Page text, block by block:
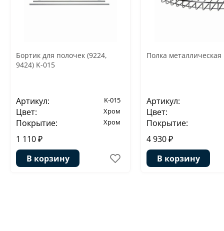
Бортик для полочек (9224,
9424) K-015
Артикул: K-015
Цвет: Хром
Покрытие: Хром
1 110 ₽
В корзину
Полка металлическая
Артикул:
Цвет:
Покрытие:
4 930 ₽
В корзину